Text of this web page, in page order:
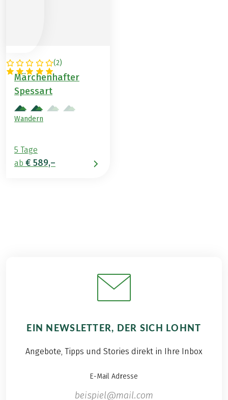
(2)
DEUTSCHLAND
Märchenhafter
Spessart
Wandern
5 Tage
ab € 589,–
EIN NEWSLETTER, DER SICH LOHNT
Angebote, Tipps und Stories direkt in Ihre Inbox
E-Mail Adresse